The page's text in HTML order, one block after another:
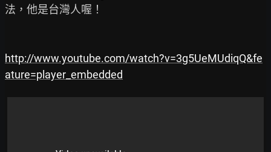
法，他是台灣人喔！
http://www.youtube.com/watch?v=3g5UeMUdiqQ&fe
ature=player_embedded